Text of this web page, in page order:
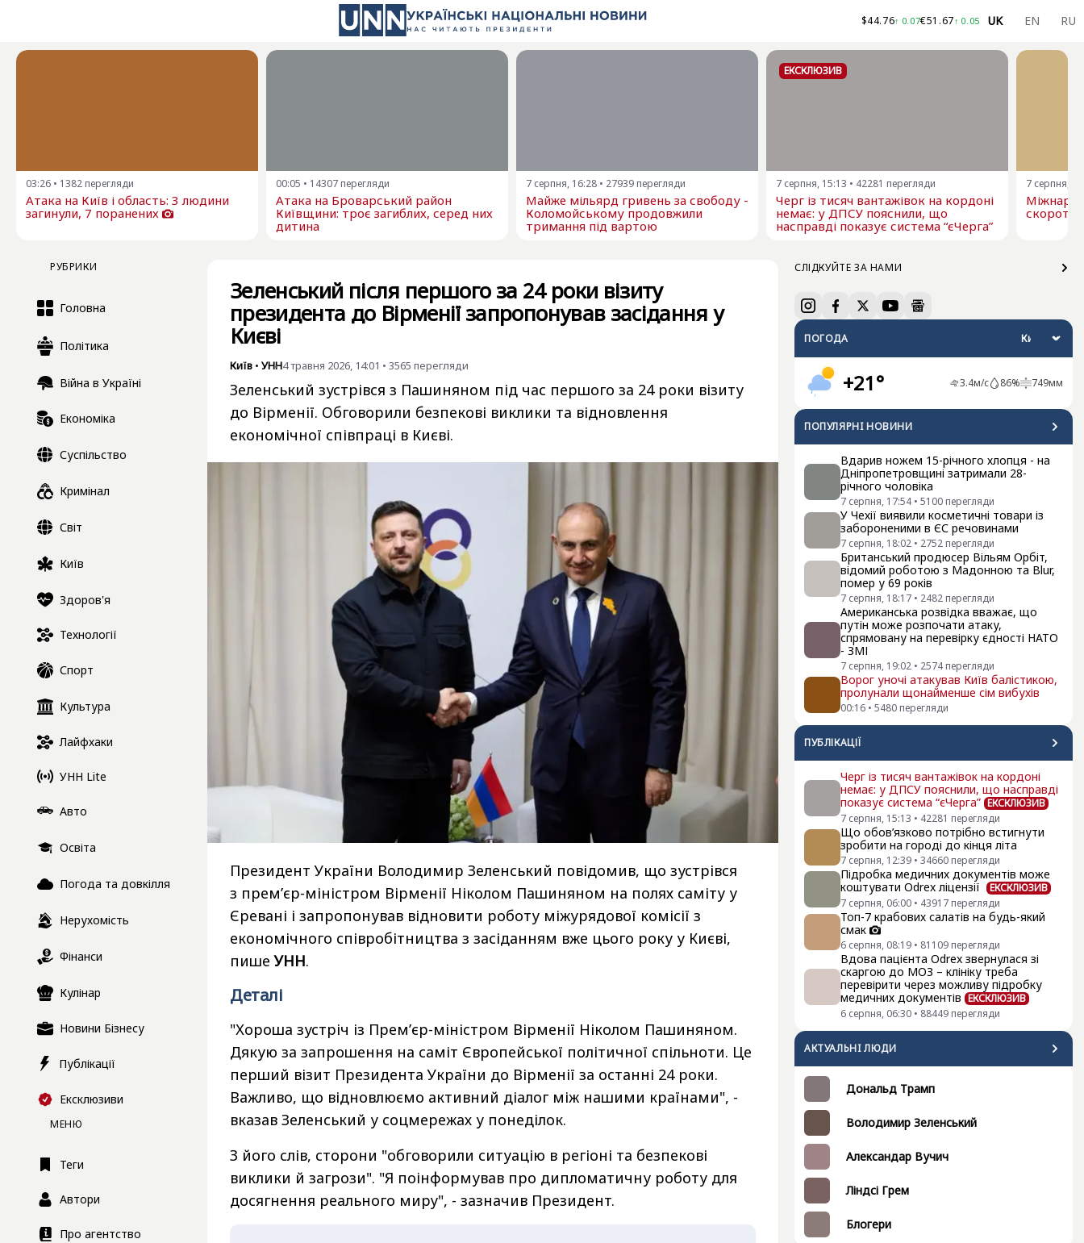
$44.76↑ 0.07€51.67↑ 0.05 UK EN RU
03:26 • 1382 перегляди
Атака на Київ і область: 3 людини
загинули, 7 поранених
00:05 • 14307 перегляди
Атака на Броварський район
Київщини: троє загиблих, серед них
дитина
7 серпня, 16:28 • 27939 перегляди
Майже мільярд гривень за свободу -
Коломойському продовжили
тримання під вартою
ЕКСКЛЮЗИВ
7 серпня, 15:13 • 42281 перегляди
Черг із тисяч вантажівок на кордоні
немає: у ДПСУ пояснили, що
насправді показує система “єЧерга”
7 серпня,
РУБРИКИ
Головна
Політика
Війна в Україні
Економіка
Суспільство
Кримінал
Світ
Київ
Здоров'я
Технології
Спорт
Культура
Лайфхаки
УНН Lite
Авто
Освіта
Погода та довкілля
Нерухомість
Фінанси
Кулінар
Новини Бізнесу
Публікації
Ексклюзиви
МЕНЮ
Теги
Автори
Про агентство
СЛІДКУЙТЕ ЗА НАМИ
ПОГОДА
+21° 3.4м/с 86% 749мм
ПОПУЛЯРНI НОВИНИ
Вдарив ножем 15-річного хлопця - на
Дніпропетровщині затримали 28-
річного чоловіка
7 серпня, 17:54 • 5100 перегляди
У Чехії виявили косметичні товари із
забороненими в ЄС речовинами
7 серпня, 18:02 • 2752 перегляди
Британський продюсер Вільям Орбіт,
відомий роботою з Мадонною та Blur,
помер у 69 років
7 серпня, 18:17 • 2482 перегляди
Американська розвідка вважає, що
путін може розпочати атаку,
спрямовану на перевірку єдності НАТО
- ЗМІ
7 серпня, 19:02 • 2574 перегляди
Ворог уночі атакував Київ балістикою,
пролунали щонайменше сім вибухів
00:16 • 5480 перегляди
ПУБЛІКАЦІЇ
Черг із тисяч вантажівок на кордоні
немає: у ДПСУ пояснили, що насправді
показує система “єЧерга” ЕКСКЛЮЗИВ
7 серпня, 15:13 • 42281 перегляди
Що обов’язково потрібно встигнути
зробити на городі до кінця літа
7 серпня, 12:39 • 34660 перегляди
Підробка медичних документів може
коштувати Odrex ліцензії
ЕКСКЛЮЗИВ
7 серпня, 06:00 • 43917 перегляди
Топ-7 крабових салатів на будь-який
смак
6 серпня, 08:19 • 81109 перегляди
Вдова пацієнта Odrex звернулася зі
скаргою до МОЗ – клініку треба
перевірити через можливу підробку
медичних документів ЕКСКЛЮЗИВ
6 серпня, 06:30 • 88449 перегляди
АКТУАЛЬНI ЛЮДИ
Дональд Трамп
Володимир Зеленський
Александар Вучич
Ліндсі Грем
Блогери
Зеленський після першого за 24 роки візиту
президента до Вірменії запропонував засідання у
Києві
Київ • УНН4 травня 2026, 14:01 • 3565 перегляди
Зеленський зустрівся з Пашиняном під час першого за 24 роки візиту
до Вірменії. Обговорили безпекові виклики та відновлення
економічної співпраці в Києві.
Президент України Володимир Зеленський повідомив, що зустрівся
з прем’єр-міністром Вірменії Ніколом Пашиняном на полях саміту у
Єревані і запропонував відновити роботу міжурядової комісії з
економічного співробітництва з засіданням вже цього року у Києві,
пишеУНН.
Деталі
"Хороша зустріч із Прем’єр-міністром Вірменії Ніколом Пашиняном.
Дякую за запрошення на саміт Європейської політичної спільноти. Це
перший візит Президента України до Вірменії за останні 24 роки.
Важливо, що відновлюємо активний діалог між нашими країнами", -
вказав Зеленський у соцмережах у понеділок.
З його слів, сторони "обговорили ситуацію в регіоні та безпекові
виклики й загрози". "Я поінформував про дипломатичну роботу для
досягнення реального миру", - зазначив Президент.